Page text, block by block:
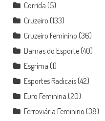
Corrida (5)
Cruzeiro (133)
Cruzeiro Feminino (36)
Damas do Esporte(40)
Esgrima (1)
Esportes Radicais(42)
Euro Feminina (20)
Ferroviária Feminino (38)